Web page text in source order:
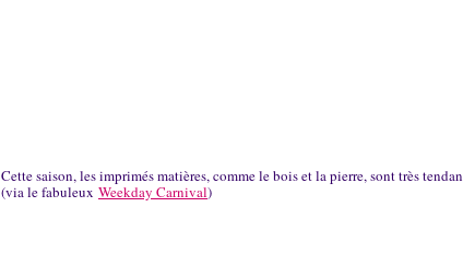
Cette saison, les imprimés matières, comme le bois et la pierre, sont très
(via le fabuleux Weekday Carnival)